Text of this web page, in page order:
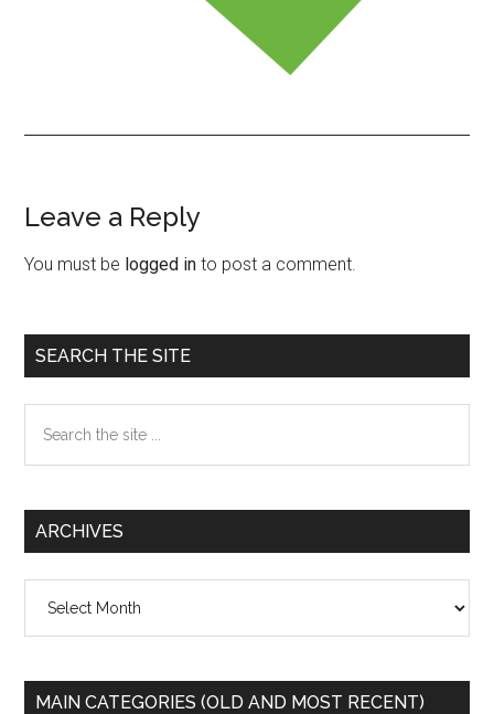
Reader
Interactions
Leave a Reply
You must be logged in to post a comment.
Primary
Sidebar
SEARCH THE SITE
the
ARCHIVES
MAIN CATEGORIES (OLD AND MOST RECENT)